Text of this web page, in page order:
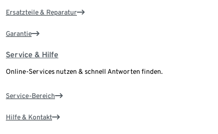
Ersatzteile & Reparatur
Garantie
Service & Hilfe
Online-Services nutzen & schnell Antworten finden.
Service-Bereich
Hilfe & Kontakt